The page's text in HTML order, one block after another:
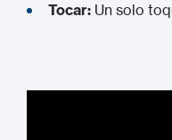
Tocar: Un solo